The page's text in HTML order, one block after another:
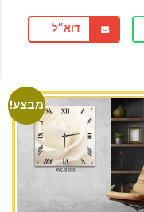
דוא״ל
מבצע!